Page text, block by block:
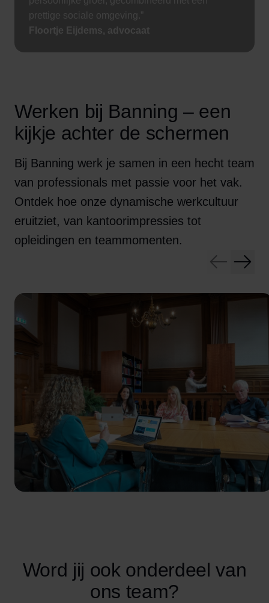
prettige sociale omgeving.”
Floortje Eijdems, advocaat
Werken bij Banning – een
kijkje achter de schermen
Bij Banning werk je samen in een hecht team
van professionals met passie voor het vak.
Ontdek hoe onze dynamische werkcultuur
eruitziet, van kantoorimpressies tot
opleidingen en teammomenten.
Word jij ook onderdeel van
ons team?